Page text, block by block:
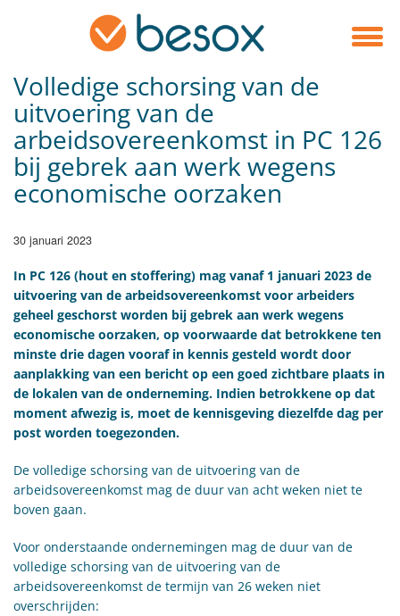
Volledige schorsing van de
uitvoering van de
arbeidsovereenkomst in PC 126
bij gebrek aan werk wegens
economische oorzaken
30 januari 2023
In PC 126 (hout en stoffering) mag vanaf 1 januari 2023 de
uitvoering van de arbeidsovereenkomst voor arbeiders
geheel geschorst worden bij gebrek aan werk wegens
economische oorzaken, op voorwaarde dat betrokkene ten
minste drie dagen vooraf in kennis gesteld wordt door
aanplakking van een bericht op een goed zichtbare plaats in
de lokalen van de onderneming. Indien betrokkene op dat
moment afwezig is, moet de kennisgeving diezelfde dag per
post worden toegezonden.
De volledige schorsing van de uitvoering van de
arbeidsovereenkomst mag de duur van acht weken niet te
boven gaan.
Voor onderstaande ondernemingen mag de duur van de
volledige schorsing van de uitvoering van de
arbeidsovereenkomst de termijn van 26 weken niet
overschrijden: